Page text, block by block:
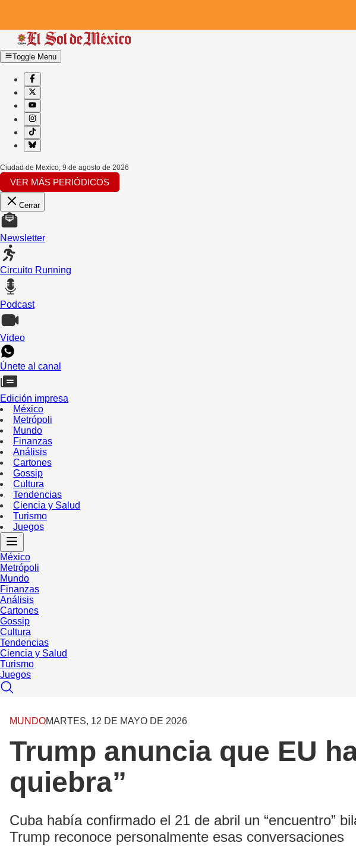
Toggle Menu
Ciudad de Mexico, 9 de agosto de 2026
VER MÁS PERIÓDICOS
Cerrar
Newsletter
Circuito Running
Podcast
Video
Únete al canal
Edición impresa
México
Metrópoli
Mundo
Finanzas
Análisis
Cartones
Gossip
Cultura
Tendencias
Ciencia y Salud
Turismo
Juegos
México
Metrópoli
Mundo
Finanzas
Análisis
Cartones
Gossip
Cultura
Tendencias
Ciencia y Salud
Turismo
Juegos
MUNDOMARTES, 12 DE MAYO DE 2026
Trump anuncia que EU
quiebra”
Cuba había confirmado el 21 de abril un “encuentro”
Trump reconoce personalmente esas conversaciones